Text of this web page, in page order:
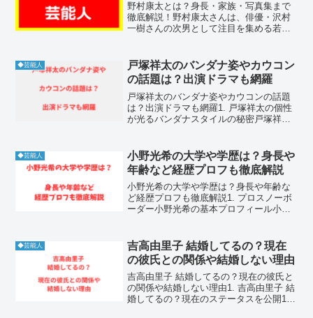
野村康太とは？身長・家族・写真集まで
徹底解説！野村康太さんは、俳優・沢村
一樹さんの次男として注目を集める若手
やモデル業でも活躍の場を広げていま
す。2025年には初の写真...
◆芸能人
戸塚祥太のバンダナ姿やカウコン
の話題は？出演ドラマも網羅
戸塚祥太のバンダナ姿やカウコンの話題
は？出演ドラマも網羅1. 戸塚祥太の個性
が光るバンダナスタイルの秘密戸塚祥太
レードマークとなっているのがバンダナ
を用いたスタイリング...
◆芸能人
小野光希の大学や学歴は？身長や
年齢など経歴プロフも徹底解説
小野光希の大学や学歴は？身長や年齢な
ど経歴プロフも徹底解説1. プロスノーボ
ーダー小野光希の基本プロフィール小野
トです。幼少期から雪山に親しみ、類ま
れなる才能と努力で瞬...
◆芸能人
吉高由里子 結婚してるの？現在
の彼氏との関係や結婚しない理由
吉高由里子 結婚してるの？現在の彼氏と
の関係や結婚しない理由1. 吉高由里子 結
婚してるの？現在のステータスを公開1-1.